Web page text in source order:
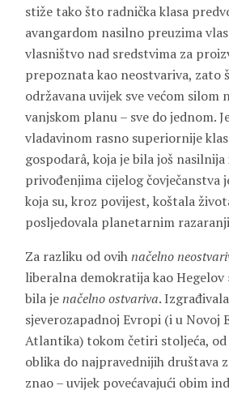
stiže tako što radnička klasa
avangardom nasilno preuzima
vlasništvo nad sredstvima za
prepoznata kao neostvariva, zato
održavana uvijek sve većom silom
vanjskom planu – sve do jednom.
vladavinom rasno superiornije
gospodarâ, koja je bila još
privođenjima cijelog čovječanstva
koja su, kroz povijest, koštala
posljedovala planetarnim
Za razliku od ovihnačelno
liberalna demokratija kao Hegelov
bila jenačelno ostvariva.
sjeverozapadnoj Evropi (i u Novoj
Atlantika) tokom četiri stoljeća,
oblika do najpravednijih društava
znao – uvijek povećavajući obim